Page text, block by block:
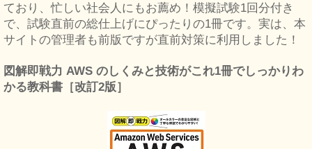
ており、忙しい社会人にもお薦め！模擬試験1回分付き
で、試験直前の総仕上げにぴったりの1冊です。実は、本
サイトの管理者も前版ですが直前対策に利用しました！
図解即戦力 AWS のしくみと技術がこれ1冊でしっかりわ
かる教科書［改訂2版］